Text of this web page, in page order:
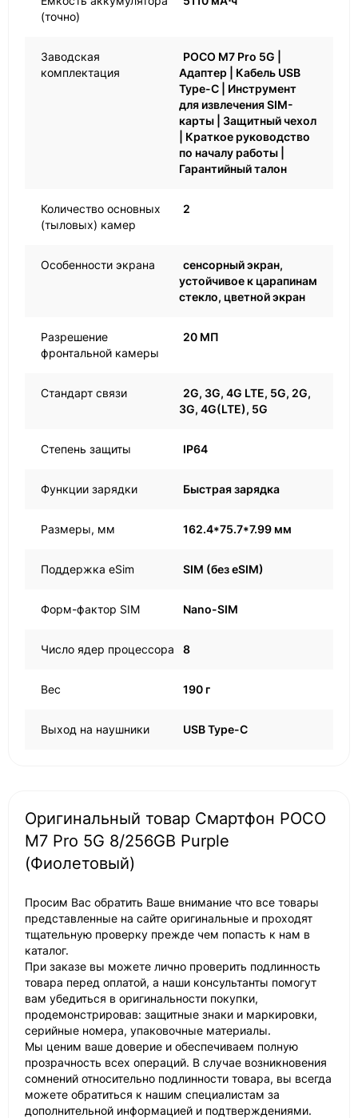
(точно)
Заводская
комплектация
POCO M7 Pro 5G |
Адаптер | Кабель USB
Type-C | Инструмент
для извлечения SIM-
карты | Защитный чехол
| Краткое руководство
по началу работы |
Гарантийный талон
Количество основных
(тыловых) камер
2
Особенности экрана
сенсорный экран,
устойчивое к царапинам
стекло, цветной экран
Разрешение
фронтальной камеры
20 МП
Стандарт связи
2G, 3G, 4G LTE, 5G, 2G,
3G, 4G(LTE), 5G
Степень защиты IP64
Функции зарядки Быстрая зарядка
Размеры, мм 162.4*75.7*7.99 мм
Поддержка eSim SIM (без eSIM)
Форм-фактор SIM Nano-SIM
Число ядер процессора 8
Вес 190 г
Выход на наушники USB Type-C
Оригинальный товар Смартфон POCO
M7 Pro 5G 8/256GB Purple
(Фиолетовый)
Просим Вас обратить Ваше внимание что все товары
представленные на сайте оригинальные и проходят
тщательную проверку прежде чем попасть к нам в
каталог.
При заказе вы можете лично проверить подлинность
товара перед оплатой, а наши консультанты помогут
вам убедиться в оригинальности покупки,
продемонстрировав: защитные знаки и маркировки,
серийные номера, упаковочные материалы.
Мы ценим ваше доверие и обеспечиваем полную
прозрачность всех операций. В случае возникновения
сомнений относительно подлинности товара, вы всегда
можете обратиться к нашим специалистам за
дополнительной информацией и подтверждениями.